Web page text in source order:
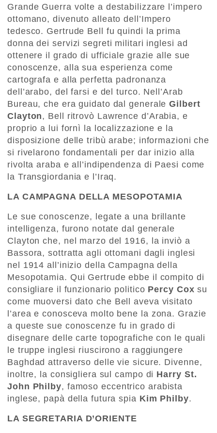
Grande Guerra volte a destabilizzare l’impero
ottomano, divenuto alleato dell’Impero
tedesco. Gertrude Bell fu quindi la prima
donna dei servizi segreti militari inglesi ad
ottenere il grado di ufficiale grazie alle sue
conoscenze, alla sua esperienza come
cartografa e alla perfetta padronanza
dell’arabo, del farsi e del turco. Nell’Arab
Bureau, che era guidato dal generaleGilbert
Clayton, Bell ritrovò Lawrence d’Arabia, e
proprio a lui fornì la localizzazione e la
disposizione delle tribù arabe; informazioni che
si rivelarono fondamentali per dar inizio alla
rivolta araba e all’indipendenza di Paesi come
la Transgiordania e l’Iraq.
LA CAMPAGNA DELLA MESOPOTAMIA
Le sue conoscenze, legate a una brillante
intelligenza, furono notate dal generale
Clayton che, nel marzo del 1916, la inviò a
Bassora, sottratta agli ottomani dagli inglesi
nel 1914 all’inizio della Campagna della
Mesopotamia. Qui Gertrude ebbe il compito di
consigliare il funzionario politico Percy Cox su
come muoversi dato che Bell aveva visitato
l’area e conosceva molto bene la zona. Grazie
a queste sue conoscenze fu in grado di
disegnare delle carte topografiche con le quali
le truppe inglesi riuscirono a raggiungere
Baghdad attraverso delle vie sicure. Divenne,
inoltre, la consigliera sul campo di Harry St.
John Philby, famoso eccentrico arabista
inglese, papà della futura spia Kim Philby.
LA SEGRETARIA D’ORIENTE